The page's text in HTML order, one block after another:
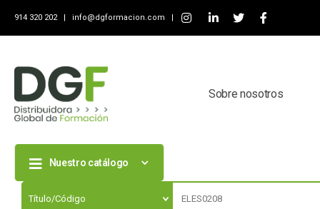
914 320 202 | info@dgformacion.com |
Sobre nosotros
Nuestro catálogo